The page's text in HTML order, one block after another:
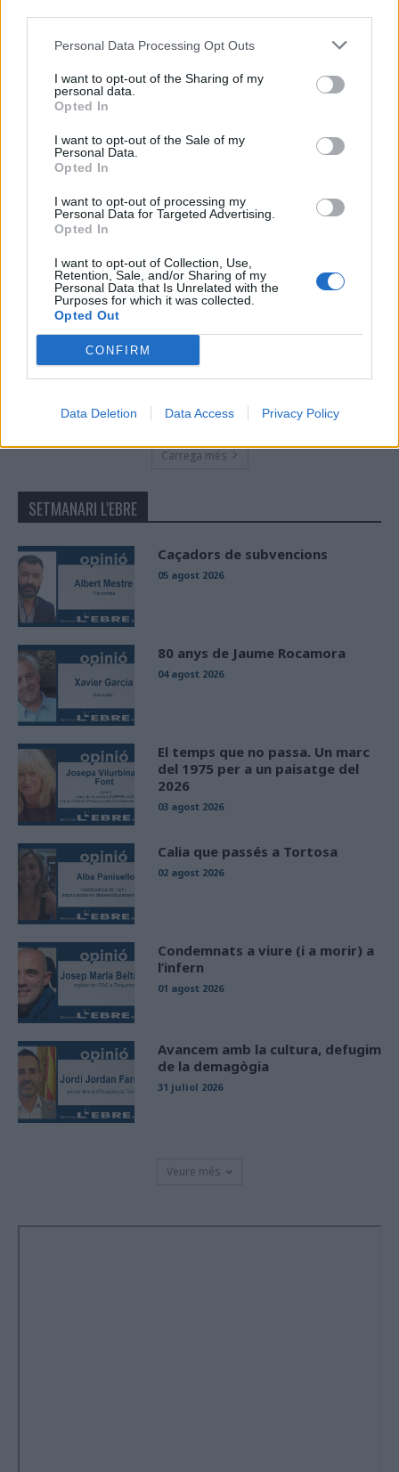
Personal Data Processing Opt Outs
I want to opt-out of the Sharing of my
personal data.
Opted In
I want to opt-out of the Sale of my
Personal Data.
Opted In
I want to opt-out of processing my
Personal Data for Targeted Advertising.
Opted In
I want to opt-out of Collection, Use,
Retention, Sale, and/or Sharing of my
Personal Data that Is Unrelated with the
Purposes for which it was collected.
Opted Out
CONFIRM
Data Deletion Data Access Privacy Policy
La Cursa de l’Aldea segona d’etiqueta d’or
maig 9, 2026
Campredó acull la quarta prova dels
maig 9, 2026
Viladecans en el tram decisiu de la lliga
maig 9, 2026
Paula Sintorres, Patrícia Pla i Néstor
maig 8, 2026
Carrega més
SETMANARI L'EBRE
Caçadors de subvencions
05 agost 2026
80 anys de Jaume Rocamora
04 agost 2026
El temps que no passa. Un marc
del 1975 per a un paisatge del
2026
03 agost 2026
Calia que passés a Tortosa
02 agost 2026
Condemnats a viure (i a morir) a
l’infern
01 agost 2026
Avancem amb la cultura, defugim
de la demagògia
31 juliol 2026
Veure més